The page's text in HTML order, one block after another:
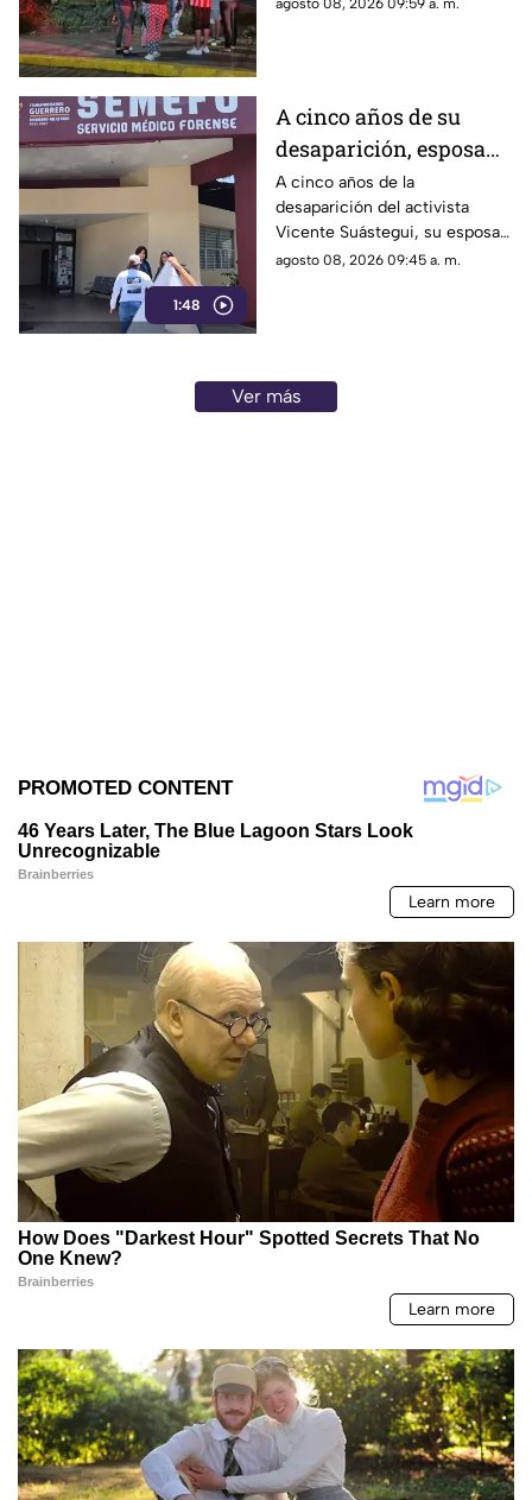
agosto 08, 2026 09:59 a. m.
1:48
A cinco años de su
desaparición, esposa
de Vicente Suástegui
acude al Semefo en
Chilpancingo
A cinco años de la
desaparición del activista
Vicente Suástegui, su esposa
acudió al Semefo de
agosto 08, 2026 09:45 a. m.
Ver más